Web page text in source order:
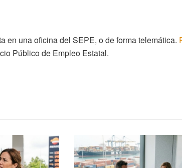
en una oficina del SEPE, o de forma telemática.
Público de Empleo Estatal.